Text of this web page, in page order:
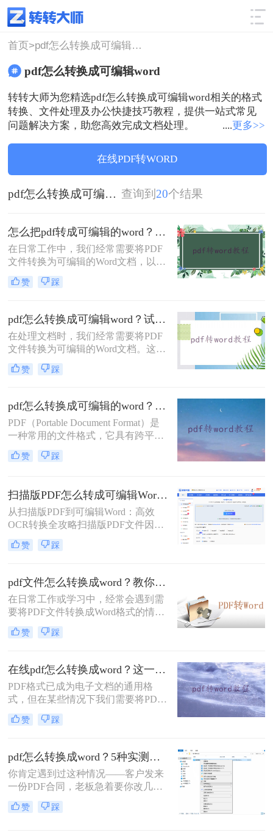
使用技巧 筛选
首页> pdf怎么转换成可编辑word
pdf怎么转换成可编辑word
转转大师为您精选pdf怎么转换成可编辑word相关的格式
转换、文件处理及办公快捷技巧教程，提供一站式常见
问题解决方案，助您高效完成文档处理。
....更多>>
在线PDF转WORD
pdf怎么转换成可编辑word 查询到 20个结果
怎么把pdf转成可编辑的word？建议收藏这五种转换方法！
在日常工作中，我们经常需要将PDF
文件转换为可编辑的Word文档，以便
于修改、编辑和重新排版。然而，由
于PDF文件的特殊性质，直接转换可
题。那么怎么把pdf转成可编辑的word
呢？本文将详细介绍几种将PDF转换
为可编辑Word的方法。
赞 踩
pdf怎么转换成可编辑word？试试这三种方法！
在处理文档时，我们经常需要将PDF
文件转换为可编辑的Word文档。这不
仅方便编辑和修改，还可以确保格式
的一致性。那么pdf怎么转换成可编辑
编辑Word文档的技巧，帮助您提高工
作效率。
赞 踩
pdf怎么转换成可编辑的word？分享3种简单方法！
PDF（Portable Document Format）是
一种常用的文件格式，它具有跨平
台、可打印和易于阅读的特点。然
而，有时我们需要对PDF文件进行编
PDF文件转换为可编辑的Word文件。
下面将介绍pdf怎么转换成可编辑的
word方法。
赞 踩
扫描版PDF怎么转成可编辑Word（OCR 识别）？5种OCR识别方法实测（2026年安全指南）
从扫描版PDF到可编辑Word：高效
OCR转换全攻略扫描版PDF文件因本
质是图像格式，无法直接编辑文字内
容，给学习、办公带来诸多不便。通
换为可编辑的Word文档，已成为文档
处理中的常见需求。本文将系统介绍
几种高效可靠的转换方法，助您轻松
释放文档价值。一、理解扫描版PDF
与OCR转换扫描版PDF是通过扫描仪
或手机拍照将纸质文件数字化生成
赞 踩
pdf文件怎么转换成word？教你三个方法！
在日常工作或学习中，经常会遇到需
要将PDF文件转换成Word格式的情
况。无论是为了编辑、修改或者是对
其中的文字内容进行复制、粘贴，将
的。那么，pdf文件怎么转换成word
呢？本文将详细介绍三种方法，确保
你可以轻松快速地将PDF文件转换成
可编辑的Word格式。
赞 踩
在线pdf怎么转换成word？这一种转换方法了解一下！
PDF格式已成为电子文档的通用格
式，但在某些情况下我们需要将PDF
转换成Word文档进行编辑和进一步处
理。本文将介绍一种常用的在线PDF
线pdf怎么转换成word问题。
赞 踩
pdf怎么转换成word？5种实测方法，从免费到专业全攻略！
你肯定遇到过这种情况——客户发来
一份PDF合同，老板急着要你改几个
字；老师上传的PDF课件，你想复制
一段做笔记；或者自己扫描的纸质文
赞 踩